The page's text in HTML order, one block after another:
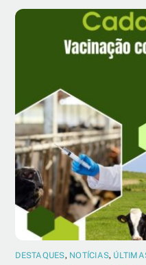
DESTAQUES, NOTÍCIAS,